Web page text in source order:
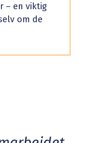
– en viktig
om de